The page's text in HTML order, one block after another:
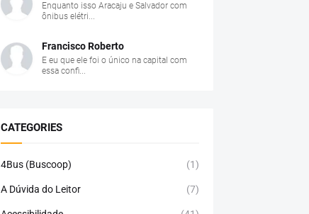
Enquanto isso Aracaju e Salvador com
ônibus elétri...
Francisco Roberto
E eu que ele foi o único na capital com
essa confi...
CATEGORIES
4Bus (Buscoop) (1)
A Dúvida do Leitor (7)